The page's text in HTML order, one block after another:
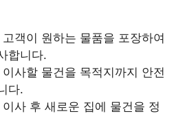
고객이 원하는 물품을 포장하여
합니다.
이사할 물건을 목적지까지 안전
다.
이사 후 새로운 집에 물건을 정